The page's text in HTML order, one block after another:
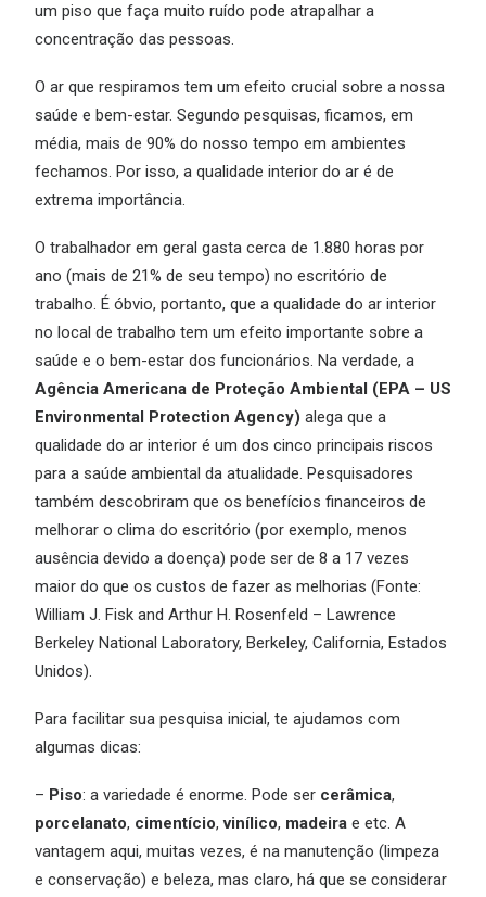
um piso que faça muito ruído pode atrapalhar a
concentração das pessoas.
O ar que respiramos tem um efeito crucial sobre a nossa
saúde e bem-estar. Segundo pesquisas, ficamos, em
média, mais de 90% do nosso tempo em ambientes
fechamos. Por isso, a qualidade interior do ar é de
extrema importância.
O trabalhador em geral gasta cerca de 1.880 horas por
ano (mais de 21% de seu tempo) no escritório de
trabalho. É óbvio, portanto, que a qualidade do ar interior
no local de trabalho tem um efeito importante sobre a
saúde e o bem-estar dos funcionários. Na verdade, a
Agência Americana de Proteção Ambiental (EPA – US
Environmental Protection Agency) alega que a
qualidade do ar interior é um dos cinco principais riscos
para a saúde ambiental da atualidade. Pesquisadores
também descobriram que os benefícios financeiros de
melhorar o clima do escritório (por exemplo, menos
ausência devido a doença) pode ser de 8 a 17 vezes
maior do que os custos de fazer as melhorias (Fonte:
William J. Fisk and Arthur H. Rosenfeld – Lawrence
Berkeley National Laboratory, Berkeley, California, Estados
Unidos).
Para facilitar sua pesquisa inicial, te ajudamos com
algumas dicas:
– Piso: a variedade é enorme. Pode ser cerâmica,
porcelanato, cimentício,vinílico, madeira e etc. A
vantagem aqui, muitas vezes, é na manutenção (limpeza
e conservação) e beleza, mas claro, há que se considerar